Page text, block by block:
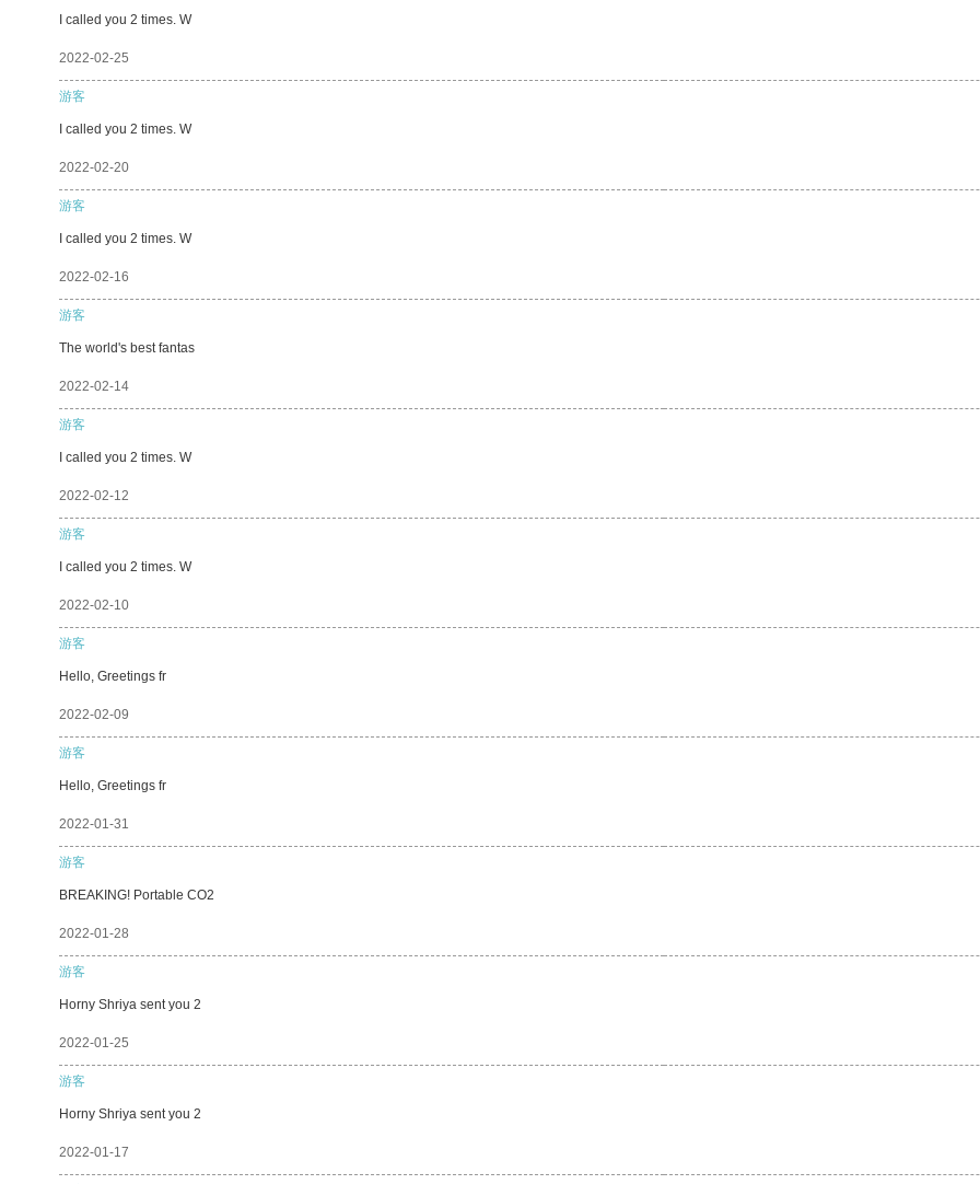
I called you 2 times. W
2022-02-25
游客
I called you 2 times. W
2022-02-20
游客
I called you 2 times. W
2022-02-16
游客
The world's best fantas
2022-02-14
游客
I called you 2 times. W
2022-02-12
游客
I called you 2 times. W
2022-02-10
游客
Hello, Greetings fr
2022-02-09
游客
Hello, Greetings fr
2022-01-31
游客
BREAKING! Portable CO2
2022-01-28
游客
Horny Shriya sent you 2
2022-01-25
游客
Horny Shriya sent you 2
2022-01-17